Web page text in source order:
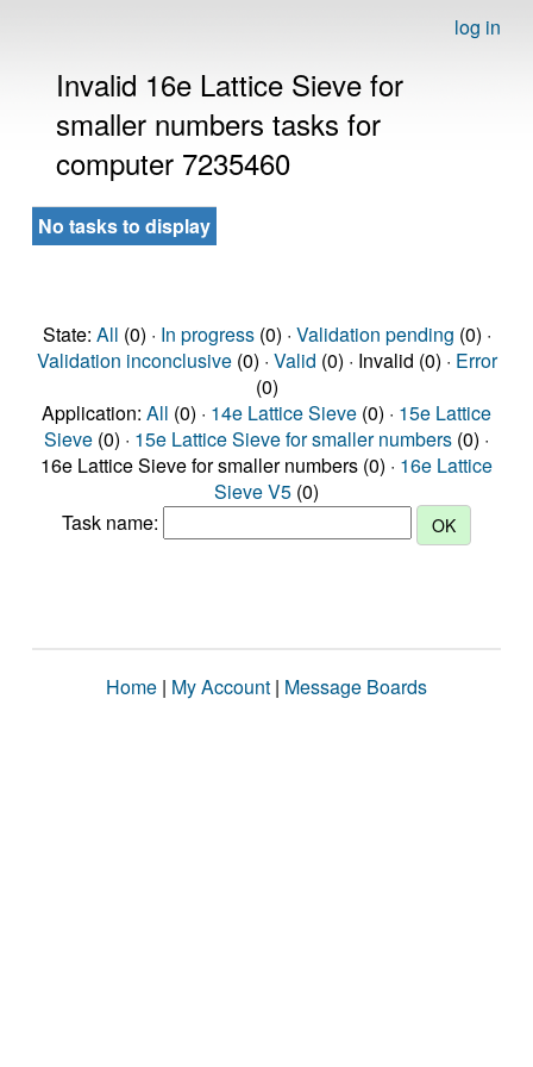
log in
Invalid 16e Lattice Sieve for
smaller numbers tasks for
computer 7235460
No tasks to display
State: All (0) · In progress(0) · Validation pending (0) ·
Validation inconclusive(0) · Valid (0) · Invalid (0) · Error
(0)
Application: All (0) · 14e Lattice Sieve (0) · 15e Lattice
Sieve (0) · 15e Lattice Sieve for smaller numbers (0) ·
16e Lattice Sieve for smaller numbers (0) · 16e Lattice
Sieve V5 (0)
Task name:
Home | My Account | Message Boards